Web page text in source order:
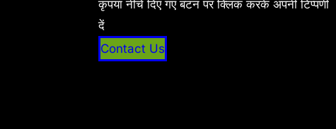
कृपया नीचे दिए गए बटन पर क्लिक करके अपनी टिप्पणी
दें
Contact Us